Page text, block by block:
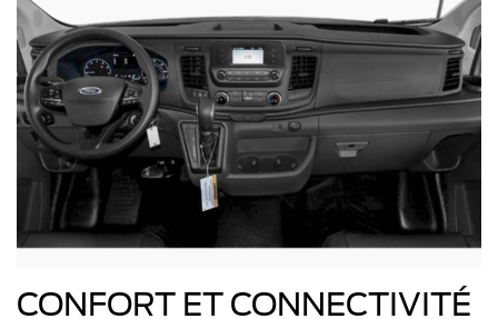
CONFORT ET CONNECTIVITÉ